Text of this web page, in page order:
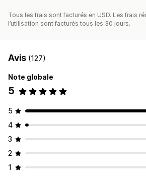
Tous les frais sont facturés en USD. Les frais
l’utilisation sont facturés tous les 30 jours.
Avis (127)
Note globale
5
5
4
3
2
1